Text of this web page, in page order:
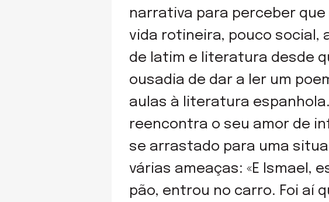
narrativa para perceber que
vida rotineira, pouco social,
de latim e literatura desde
ousadia de dar a ler um
aulas à literatura
reencontra o seu amor de
se arrastado para uma
várias ameaças: «E Ismael,
pão, entrou no carro. Foi aí